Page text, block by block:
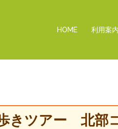
HOME 利用案内
きツアー 北部